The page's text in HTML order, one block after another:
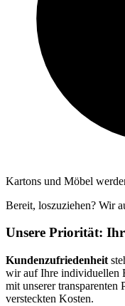
Kartons und Möbel
Bereit, loszuziehen? Wir
Unsere Priorität:
Kundenzufriedenheit
wir auf Ihre individuellen
mit unserer transparenten
versteckten Kosten.